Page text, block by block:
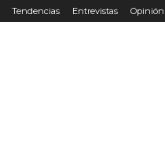
Tendencias Entrevistas Opinión